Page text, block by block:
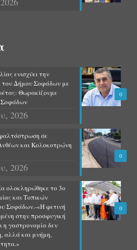
0
ενισχύει την
του Δήμου Σοφάδων με
Θωρακίζουμε
2026
0
σε
και Κολοκοτρώνη
2026
0
ολοκληρώθηκε το 3ο
και Τοπικών
Σοφάδων.-«Η φετινή
στην προσφυγική
η γαστρονομία δεν
αλλά και μνήμη,